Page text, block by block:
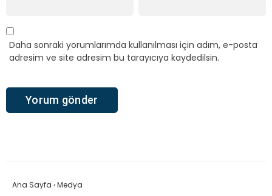
Daha sonraki yorumlarımda kullanılması için adım, e-posta
adresim ve site adresim bu tarayıcıya kaydedilsin.
Ana Sayfa ›Medya